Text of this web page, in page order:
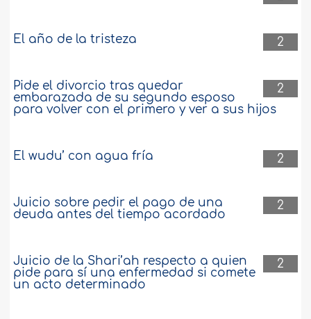
2
El año de la tristeza
2
Pide el divorcio tras quedar
embarazada de su segundo esposo
para volver con el primero y ver a sus hijos
2
El wudu’ con agua fría
2
Juicio sobre pedir el pago de una
deuda antes del tiempo acordado
2
Juicio de la Shari’ah respecto a quien
pide para sí una enfermedad si comete
un acto determinado